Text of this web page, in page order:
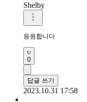
Shelby
응원합니다
0
답글 쓰기
2023.10.31 17:58